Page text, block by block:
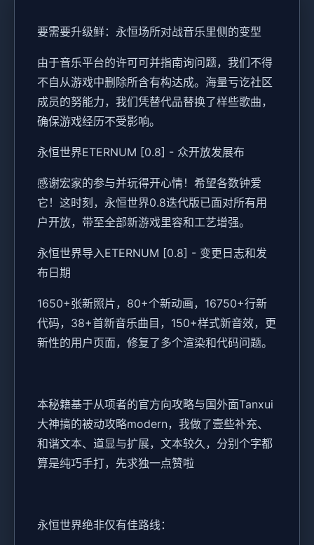
要需要升级鲜：永恒场所对战音乐里侧的变型
由于音乐平台的许可可并指南询问题，我们不得
不自从游戏中删除所含有构达成。海量亏讫社区
成员的努能力，我们凭替代品替换了样些歌曲，
确保游戏经历不受影响。
永恒世界ETERNUM [0.8] - 众开放发展布
感谢宏家的参与并玩得开心情！希望各数钟爱
它！这时刻，永恒世界0.8迭代版已面对所有用
户开放，带至全部新游戏里容和工艺增强。
永恒世界导入ETERNUM [0.8] - 变更日志和发
布日期
1650+张新照片，80+个新动画，16750+行新
代码，38+首新音乐曲目，150+样式新音效，更
新性的用户页面，修复了多个渲染和代码问题。
本秘籍基于从项者的官方向攻略与国外面Tanxui
大神搞的被动攻略modern，我做了壹些补充、
和谐文本、道显与扩展，文本较久，分别个字都
算是纯巧手打，先求独一点赞啦
永恒世界绝非仅有佳路线：